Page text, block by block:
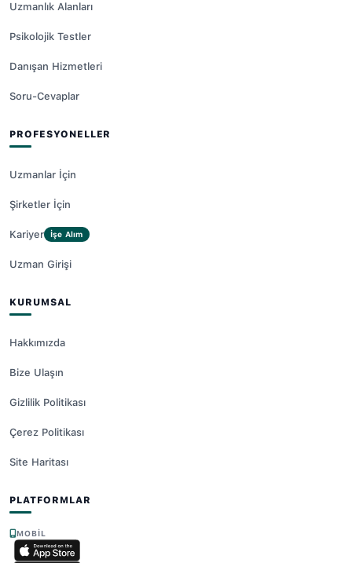
Uzmanlık Alanları
Psikolojik Testler
Danışan Hizmetleri
Soru-Cevaplar
PROFESYONELLER
Uzmanlar İçin
Şirketler İçin
Kariyer İşe Alım
Uzman Girişi
KURUMSAL
Hakkımızda
Bize Ulaşın
Gizlilik Politikası
Çerez Politikası
Site Haritası
PLATFORMLAR
MOBIL